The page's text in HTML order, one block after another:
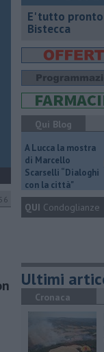
E' tutto
Bistecca
Qui Blog
A Lucca la mostra
di Marcello
Scarselli “Dialoghi
con la città"
QUI Condoglianze
Ultimi
Cronaca